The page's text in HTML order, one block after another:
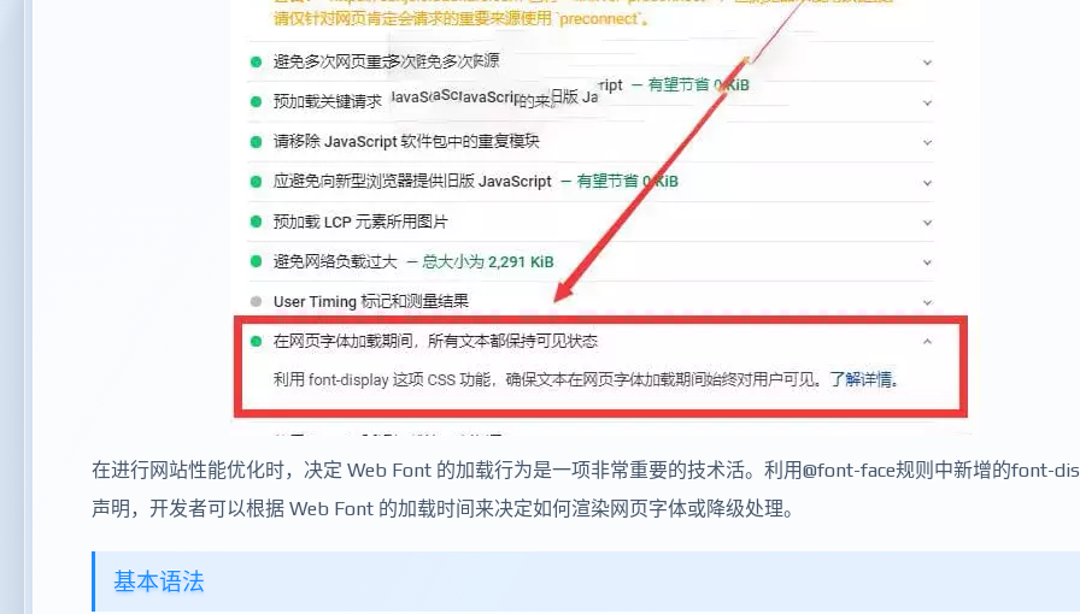
在进行网站性能优化时，决定 Web Font 的加载行为是一项非常重要的技术活。利用@font-face规则中新增的font-
声明，开发者可以根据 Web Font 的加载时间来决定如何渲染网页字体或降级处理。
基本语法